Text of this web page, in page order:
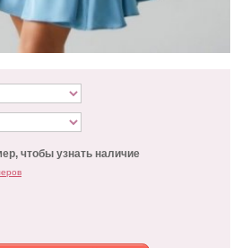
чтобы узнать наличие